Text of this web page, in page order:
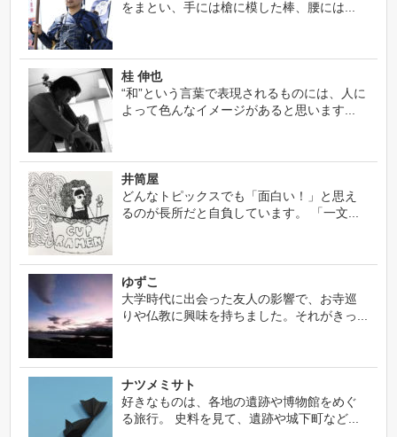
をまとい、手には槍に模した棒、腰には...
桂 伸也
“和”という言葉で表現されるものには、人に
よって色んなイメージがあると思います...
井筒屋
どんなトピックスでも「面白い！」と思え
るのが長所だと自負しています。 「一文...
ゆずこ
大学時代に出会った友人の影響で、お寺巡
りや仏教に興味を持ちました。それがきっ...
ナツメミサト
好きなものは、各地の遺跡や博物館をめぐ
る旅行。 史料を見て、遺跡や城下町など...